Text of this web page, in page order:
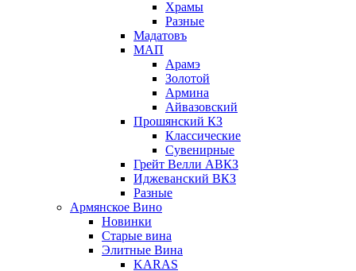
Храмы
Разные
Мадатовъ
МАП
Арамэ
Золотой
Армина
Айвазовский
Прошянский КЗ
Классические
Сувенирные
Грейт Велли АВКЗ
Иджеванский ВКЗ
Разные
Армянское Вино
Новинки
Старые вина
Элитные Вина
KARAS